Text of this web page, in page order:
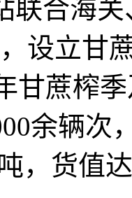
合海关
设立甘
甘蔗榨
余辆次
，货值